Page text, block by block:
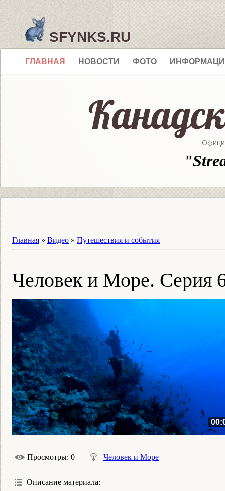
SFYNKS.RU
ГЛАВНАЯ НОВОСТИ ФОТО
Главная » Видео » Путешествия и события
Человек и Море. Серия
Просмотры: 0 Человек и Море
Описание материала: